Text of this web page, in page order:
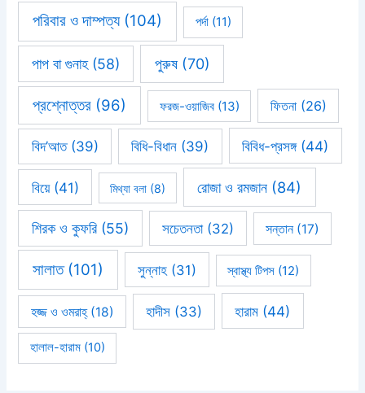
পরিবার ও দাম্পত্য(104) পর্দা(11)
পাপ বা গুনাহ(58) পুরুষ(70)
প্রশ্নোত্তর (96) ফরজ-ওয়াজিব(13) ফিতনা(26)
বিদ’আত(39) বিধি-বিধান (39) বিবিধ-প্রসঙ্গ(44)
বিয়ে(41) মিথ্যা বলা(8) রোজা ও রমজান (84)
শিরক ও কুফরি(55) সচেতনতা(32) সন্তান(17)
সালাত(101) সুন্নাহ (31) স্বাস্থ্য টিপস (12)
হজ্জ ও ওমরাহ্‌(18) হাদীস(33) হারাম (44)
হালাল-হারাম(10)